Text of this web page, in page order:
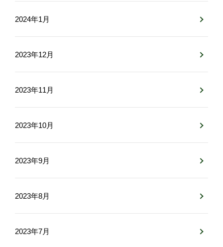
2024年1月
2023年12月
2023年11月
2023年10月
2023年9月
2023年8月
2023年7月